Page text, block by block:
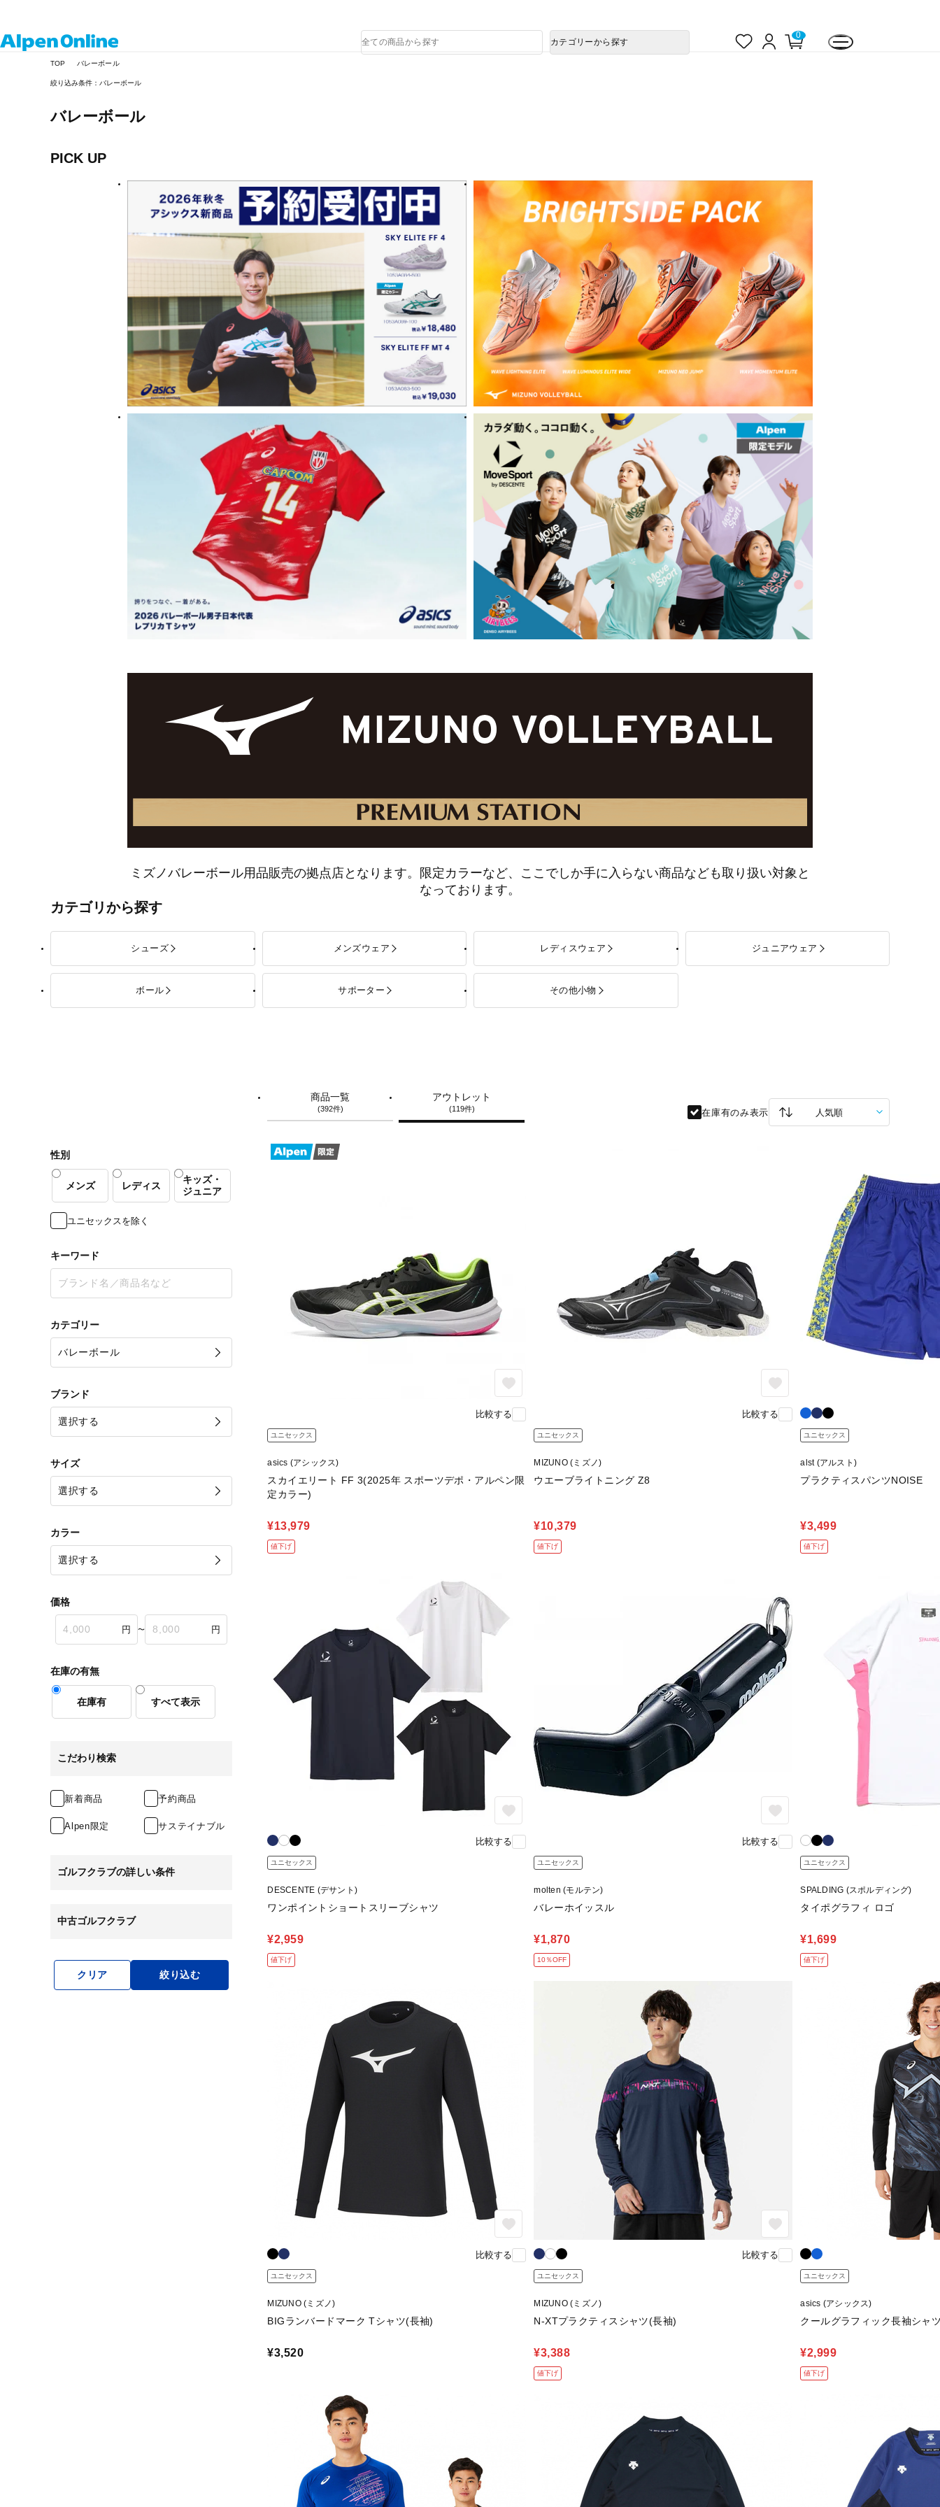
ロ
0
品
検
カテゴリーから探す
TOP バレーボール
絞り込み条件：バレーボール
バレーボール
PICK UP
ミズノバレーボール用品販売の拠点店となります。
限定カラーなど、ここでしか手に入らない商品なども取り扱い対象と
なっております。
カテゴリから探す
シューズ メンズウェア レディスウェア ジュニアウェア
ボール サポーター その他小物
性別
メンズ レディス
キッズ・
ジュニア
ユニセックスを除く
キーワード
カテゴリー
ブランド
サイズ
カラー
価格
〜
在庫の有無
在庫有 すべて表示
こだわり検索
新着商品 予約商品
Alpen限定 サステイナブル
ゴルフクラブの詳しい条件
中古ゴルフクラブ
クリア 絞り込む
商品一覧
(392件)
アウトレット
(119件) 在庫有のみ表示
比較する
ユニセックス
asics (アシックス)
スカイエリート FF 3(2025年 スポーツデポ・アルペン限
定カラー)
¥13,979
値下げ
比較する
ユニセックス
MIZUNO (ミズノ)
ウエーブライトニング Z8
¥10,379
値下げ
ユニセックス
alst (アルスト)
プラクティスパンツNOISE
¥3,499
値下げ
比較する
ユニセックス
DESCENTE (デサント)
ワンポイントショートスリーブシャツ
¥2,959
値下げ
比較する
ユニセックス
molten (モルテン)
バレーホイッスル
¥1,870
10％OFF
ユニセックス
SPALDING (スポルディング)
タイポグラフィ ロゴ
¥1,699
値下げ
比較する
ユニセックス
MIZUNO (ミズノ)
BIGランバードマーク Tシャツ(長袖)
¥3,520
比較する
ユニセックス
MIZUNO (ミズノ)
N-XTプラクティスシャツ(長袖)
¥3,388
値下げ
ユニセックス
asics (アシックス)
クールグラフィック長袖シャ
¥2,999
値下げ